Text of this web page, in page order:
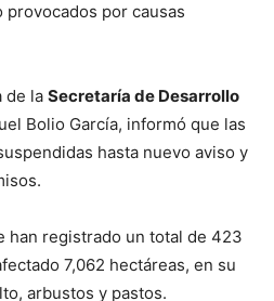
provocados por causas
de la Secretaría de Desarrollo
Bolio García, informó que las
hasta nuevo aviso y
han registrado un total de 423
7,062 hectáreas, en su
arbustos y pastos.